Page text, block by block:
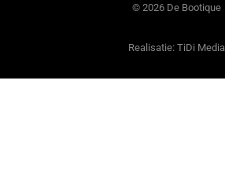
© 2026 De Bootique
Realisatie: TiDi Media